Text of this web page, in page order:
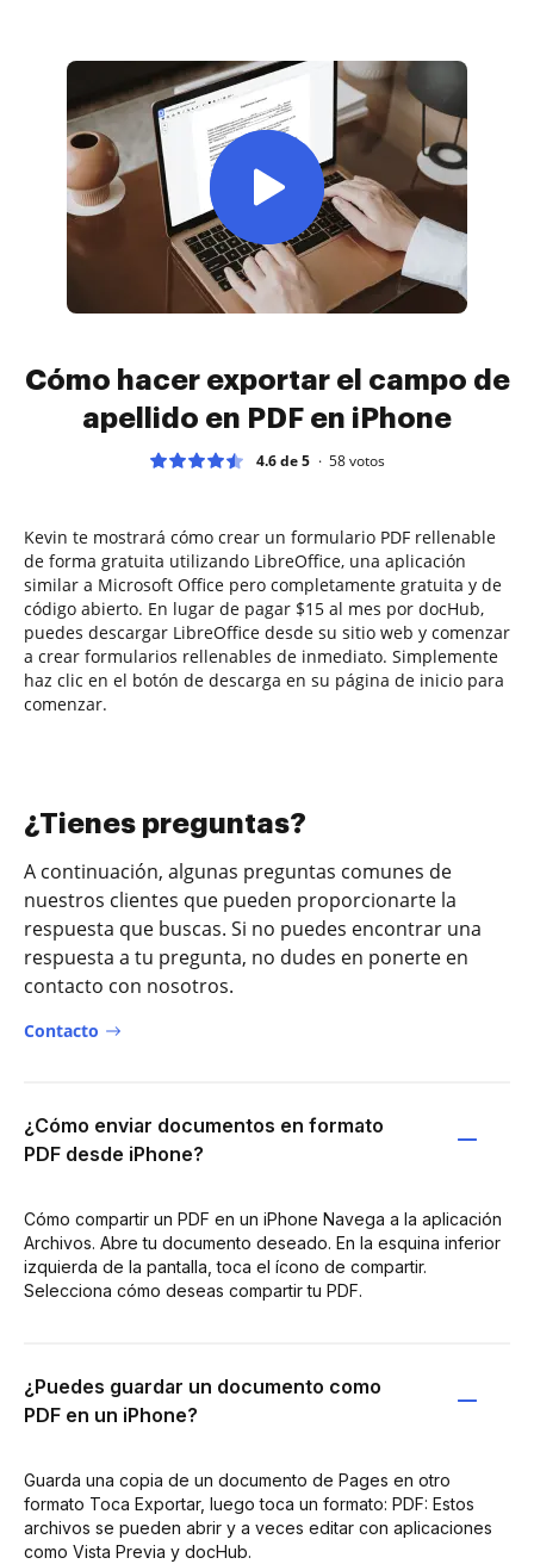
Cómo hacer exportar el campo de
apellido en PDF en iPhone
4.6 de 5 58votos
Kevin te mostrará cómo crear un formulario PDF rellenable
de forma gratuita utilizando LibreOffice, una aplicación
similar a Microsoft Office pero completamente gratuita y de
código abierto. En lugar de pagar $15 al mes por docHub,
puedes descargar LibreOffice desde su sitio web y comenzar
a crear formularios rellenables de inmediato. Simplemente
haz clic en el botón de descarga en su página de inicio para
comenzar.
¿Tienes preguntas?
A continuación, algunas preguntas comunes de
nuestros clientes que pueden proporcionarte la
respuesta que buscas. Si no puedes encontrar una
respuesta a tu pregunta, no dudes en ponerte en
contacto con nosotros.
Contacto
¿Cómo enviar documentos en formato
PDF desde iPhone?
Cómo compartir un PDF en un iPhone Navega a la aplicación
Archivos. Abre tu documento deseado. En la esquina inferior
izquierda de la pantalla, toca el ícono de compartir.
Selecciona cómo deseas compartir tu PDF.
¿Puedes guardar un documento como
PDF en un iPhone?
Guarda una copia de un documento de Pages en otro
formato Toca Exportar, luego toca un formato: PDF: Estos
archivos se pueden abrir y a veces editar con aplicaciones
como Vista Previa y docHub.